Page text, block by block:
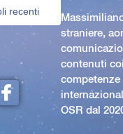
recenti
straniere,
contenuti
OSR dal